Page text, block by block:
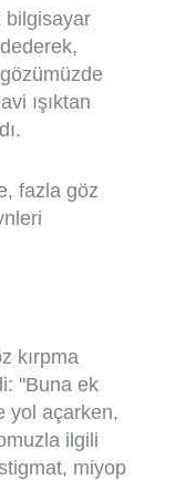
bilgisayar
ışıktan
fazla göz
kırpma
"Buna ek
yol açarken,
ilgili
miyop